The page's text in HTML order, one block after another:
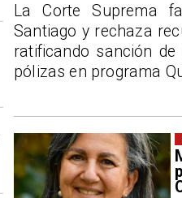
La Corte Suprema
Santiago y rechaza
ratificando sanción
pólizas en programa